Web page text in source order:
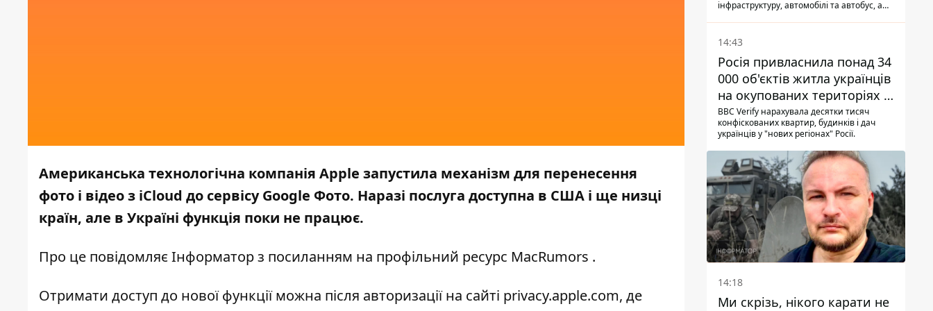
Американська технологічна компанія Apple запустила механізм для перенесення
фото і відео з iCloud до сервісу Google Фото. Наразі послуга доступна в США і ще низці
країн, але в Україні функція поки не працює.
Про це повідомляє Інформаторз посиланням на профільний ресурс MacRumors .
Отримати доступ до нової функції можна після авторизації на сайті privacy.apple.com, де
інфраструктуру, автомобілі та автобус, а
14:43
Росія привласнила понад 34
000 об'єктів житла українців
на окупованих територіях -
розслідування BBC
BBC Verify нарахувала десятки тисяч
конфіскованих квартир, будинків і дач
українців у "нових регіонах" Росії.
14:18
Ми скрізь, нікого карати не